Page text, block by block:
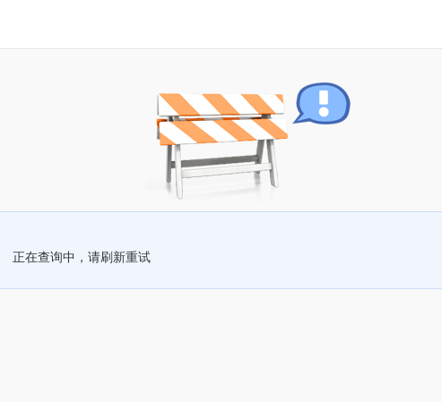
正在查询中，请刷新重试